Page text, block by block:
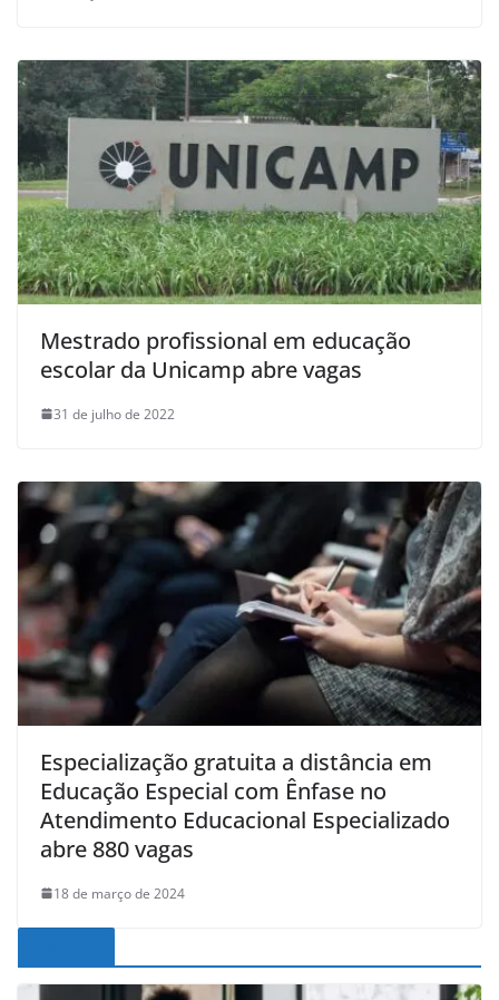
Mestrado profissional em educação
escolar da Unicamp abre vagas
31 de julho de 2022
Especialização gratuita a distância em
Educação Especial com Ênfase no
Atendimento Educacional Especializado
abre 880 vagas
18 de março de 2024